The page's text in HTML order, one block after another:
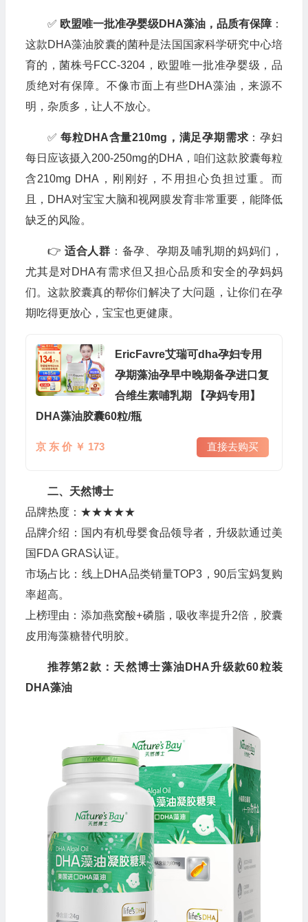
✅ 欧盟唯一批准孕婴级DHA藻油，品质有保障：
这款DHA藻油胶囊的菌种是法国国家科学研究中心培
育的，菌株号FCC-3204，欧盟唯一批准孕婴级，品
质绝对有保障。不像市面上有些DHA藻油，来源不
明，杂质多，让人不放心。
✅每粒DHA含量210mg，满足孕期需求 ：孕妇
每日应该摄入200-250mg的DHA，咱们这款胶囊每粒
含210mg DHA，刚刚好，不用担心负担过重。而
且，DHA对宝宝大脑和视网膜发育非常重要，能降低
缺乏的风险。
👉适合人群 ：备孕、孕期及哺乳期的妈妈们，
尤其是对DHA有需求但又担心品质和安全的孕妈妈
们。这款胶囊真的帮你们解决了大问题，让你们在孕
期吃得更放心，宝宝也更健康。
EricFavre艾瑞可dha孕妇专用
孕期藻油孕早中晚期备孕进口复
合维生素哺乳期 【孕妈专用】
DHA藻油胶囊60粒/瓶
京 东 价 ￥ 173 直接去购买
二、天然博士
品牌热度：★★★★★
品牌介绍：国内有机母婴食品领导者，升级款通过美
国FDA GRAS认证。
市场占比：线上DHA品类销量TOP3，90后宝妈复购
率超高。
上榜理由：添加燕窝酸+磷脂，吸收率提升2倍，胶囊
皮用海藻糖替代明胶。
推荐第2款：天然博士藻油DHA升级款60粒装
DHA藻油